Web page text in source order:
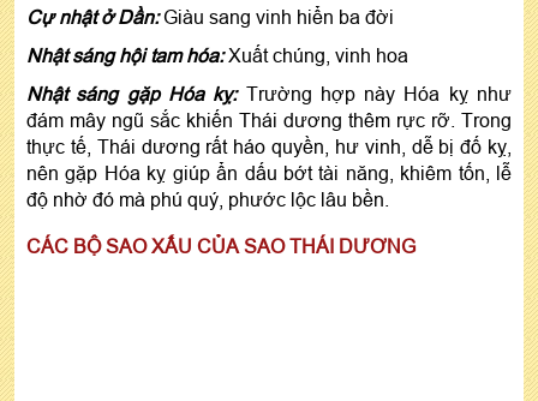
Cự nhật ở Dần:Giàu sang vinh hiển ba đời
Nhật sáng hội tam hóa:Xuất chúng, vinh hoa
Nhật sáng gặp Hóa kỵ:Trường hợp này Hóa kỵ như
đám mây ngũ sắc khiến Thái dương thêm rực rỡ. Trong
thực tế, Thái dương rất háo quyền, hư vinh, dễ bị đố kỵ,
nên gặp Hóa kỵ giúp ẩn dấu bớt tài năng, khiêm tốn, lễ
độ nhờ đó mà phú quý, phước lộc lâu bền.
CÁC BỘ SAO XẤU CỦA SAO THÁI DƯƠNG